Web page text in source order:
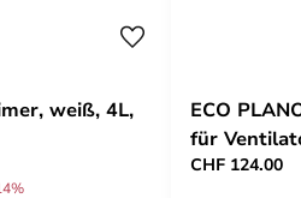
weiß, 4L,
ECO
für
CHF 124.00